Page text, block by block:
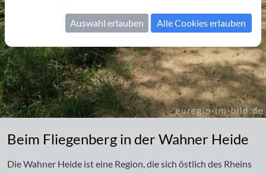
Beim Fliegenberg in der Wahner Heide
Die Wahner Heide ist eine Region, die sich östlich des Rheins
Auswahl erlauben Alle Cookies erlauben